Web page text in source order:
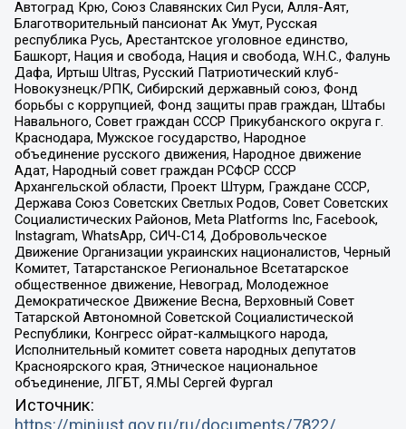
Автоград Крю, Союз Славянских Сил Руси, Алля-Аят,
Благотворительный пансионат Ак Умут, Русская
республика Русь, Арестантское уголовное единство,
Башкорт, Нация и свобода, Нация и свобода, W.H.С., Фалунь
Дафа, Иртыш Ultras, Русский Патриотический клуб-
Новокузнецк/РПК, Сибирский державный союз, Фонд
борьбы с коррупцией, Фонд защиты прав граждан, Штабы
Навального, Совет граждан СССР Прикубанского округа г.
Краснодара, Мужское государство, Народное
объединение русского движения, Народное движение
Адат, Народный совет граждан РСФСР СССР
Архангельской области, Проект Штурм, Граждане СССР,
Держава Союз Советских Светлых Родов, Совет Советских
Социалистических Районов, Meta Platforms Inc, Facebook,
Instagram, WhatsApp, СИЧ-С14, Добровольческое
Движение Организации украинских националистов, Черный
Комитет, Татарстанское Региональное Всетатарское
общественное движение, Невоград, Молодежное
Демократическое Движение Весна, Верховный Совет
Татарской Автономной Советской Социалистической
Республики, Конгресс ойрат-калмыцкого народа,
Исполнительный комитет совета народных депутатов
Красноярского края, Этническое национальное
объединение, ЛГБТ, Я.МЫ Сергей Фургал
Источник: